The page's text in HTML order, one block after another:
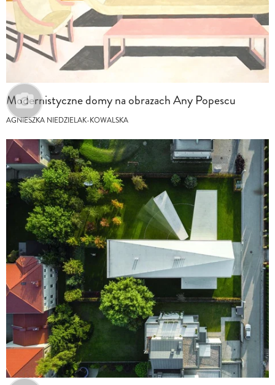
Modernistyczne domy na obrazach Any Popescu
AGNIESZKA NIEDZIELAK-KOWALSKA